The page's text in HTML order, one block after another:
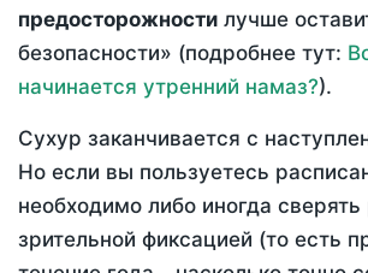
предосторожности лучше
безопасности» (подробнее тут:
начинается утренний намаз?).
Сухур заканчивается с
Но если вы пользуетесь
необходимо либо иногда
зрительной фиксацией (то есть